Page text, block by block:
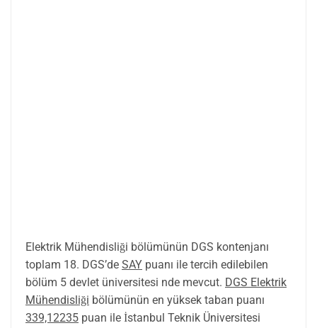
Elektrik Mühendisliği bölümünün DGS kontenjanı
toplam 18. DGS’de SAY puanı ile tercih edilebilen
bölüm 5 devlet üniversitesi nde mevcut. DGS Elektrik
Mühendisliği bölümünün en yüksek taban puanı
339,12235 puan ile İstanbul Teknik Üniversitesi